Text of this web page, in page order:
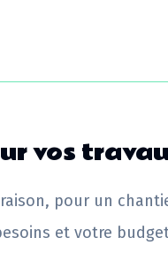
vos
pour un
et votre